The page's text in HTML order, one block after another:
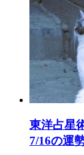
東洋占星
7/16の運